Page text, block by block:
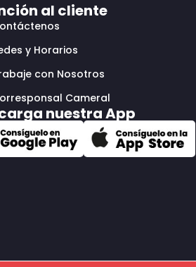
al cliente
y Horarios
con Nosotros
Cameral
nuestra App